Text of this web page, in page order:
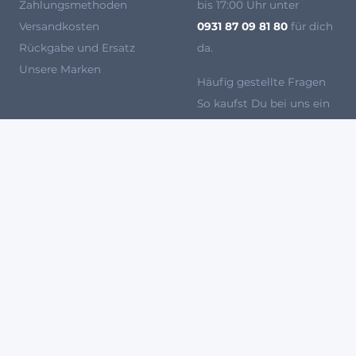
Zahlungsmethoden
Versandkosten
Rückgabe und Ersatz
Unsere Marken
bis 17:00 Uhr unter
0931 87 09 81 80 für dich
da.
Häufig gestellte Fragen
So kaufst Du bei uns ein